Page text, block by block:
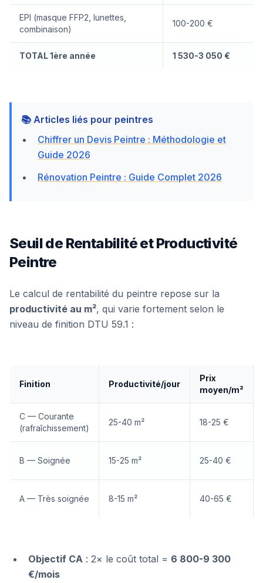
EPI (masque FFP2, lunettes,
combinaison)
100-200 €
TOTAL 1ère année 1 530-3 050 €
📚 Articles liés pour peintres
Chiffrer un Devis Peintre : Méthodologie et
Guide 2026
Rénovation Peintre : Guide Complet 2026
Seuil de Rentabilité et Productivité
Peintre
Le calcul de rentabilité du peintre repose sur la
productivité au m², qui varie fortement selon le
niveau de finition DTU 59.1 :
Finition Productivité/jour
Prix
moyen/m²
C — Courante
(rafraîchissement)
25-40 m² 18-25 €
B — Soignée 15-25 m² 25-40 €
A — Très soignée 8-15 m² 40-65 €
Objectif CA : 2× le coût total = 6 800-9 300
€/mois